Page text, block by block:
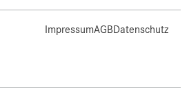
ImpressumAGBDatenschutz